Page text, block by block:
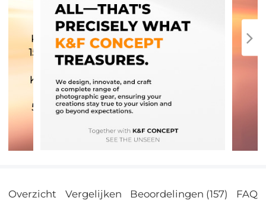
Overzicht Vergelijken Beoordelingen (157) FAQs